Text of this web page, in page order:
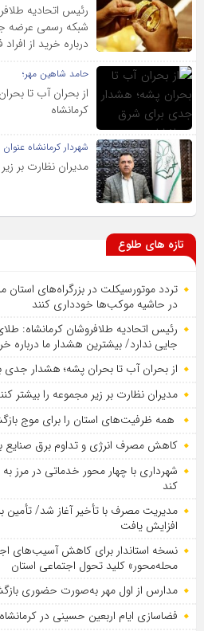
رئیس اتحادیه
شبکه رسمی عرضه
درباره خرید از
حامد شاهین مهر؛
از بحران آب تا
کرمانشاه
شهردار کرمانشاه عنوان
مدیران نظارت بر
تازه های طلوع
تردد موتورسیکلت در بزرگراه‌های استان
در حاشیه موکب‌ها خودداری کنند
رئیس اتحادیه طلافروشان کرمانشاه:
جایی ندارد/ بیشترین هشدار ما درباره
از بحران آب تا بحران پشه؛ هشدار جدی
مدیران نظارت بر زیر مجموعه را بیشتر
همه ظرفیت‌های استان را برای موج
کاهش مصرف انرژی و تداوم برق صنایع
شهرداری با چهار محور خدماتی در مرز
کند
مدیریت مصرف با تأخیر آغاز شد/
افزایش یافت
نسخه استاندار برای کاهش آسیب‌های
محله‌محور» کلید تحول اجتماعی استان
مدارس از اول مهر به‌صورت حضوری
فضاسازی ایام اربعین حسینی در